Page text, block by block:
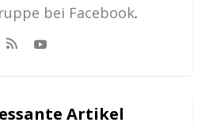
bei Facebook.
Artikel